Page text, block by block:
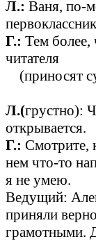
Л.: Ваня, по-
Г.: Тем более,
читателя
(приносят
Л.(грустно):
открывается.
Г.: Смотрите,
нем что-то
я не умею.
Ведущий:
приняли
грамотными.